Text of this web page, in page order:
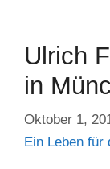
Ulrich
in
Oktober 1,
Ein Leben für